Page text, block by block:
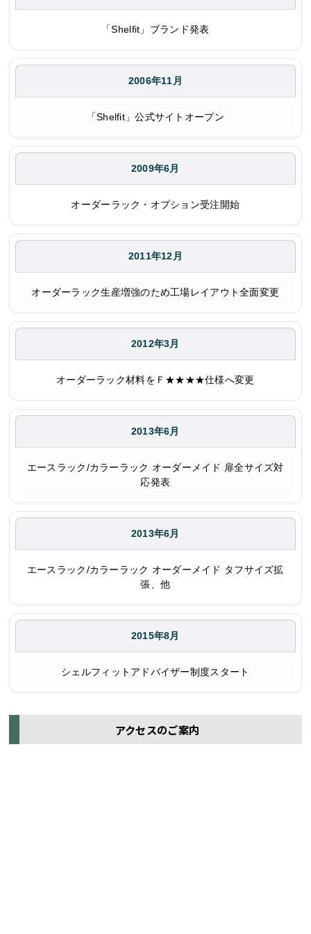
「Shelfit」ブランド発表
2006年11月
「Shelfit」公式サイトオープン
2009年6月
オーダーラック・オプション受注開始
2011年12月
オーダーラック生産増強のため工場レイアウト全面変更
2012年3月
オーダーラック材料をＦ★★★★仕様へ変更
2013年6月
エースラック/カラーラック オーダーメイド 扉全サイズ対
応発表
2013年6月
エースラック/カラーラック オーダーメイド タフサイズ拡
張、他
2015年8月
シェルフィットアドバイザー制度スタート
アクセスのご案内